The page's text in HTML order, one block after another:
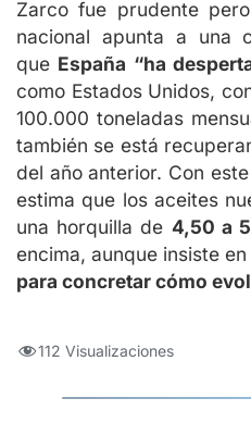
Zarco fue prudente
nacional apunta a una
que España “ha
como Estados Unidos,
100.000 toneladas
también se está
del año anterior. Con
estima que los aceites
una horquilla de 4,50 a
encima, aunque insiste
para concretar cómo
112 Visualizaciones